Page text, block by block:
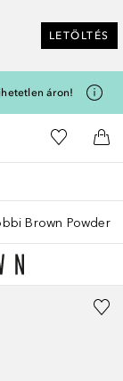
LETÖLTÉS
áron!
Főoldalra
A
Brown Powder